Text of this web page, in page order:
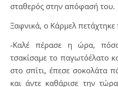
σταθερός στην απόφασή του.
Ξαφνικά, ο Κάρμελ
-Καλέ πέρασε η ώρα,
τσακίσαμε το παγωτόέλατο
στο σπίτι, έπεσε σοκολάτα
και άντε καθάρισε την